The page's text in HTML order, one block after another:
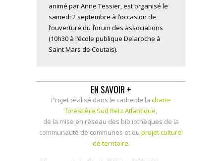
animé par Anne Tessier, est organisé le
samedi 2 septembre à l’occasion de
l’ouverture du forum des associations
(10h30 à l’école publique Delaroche à
Saint Mars de Coutais).
EN SAVOIR +
Projet réalisé dans le cadre de la charte
forestière Sud Retz Atlantique,
de la mise en réseau des bibliothèques de la
communauté de communes et du projet culturel
de territoire.